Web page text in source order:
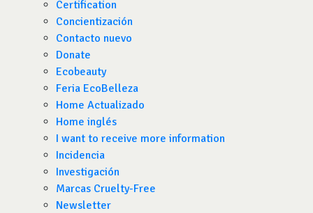
Certification
Concientización
Contacto nuevo
Donate
Ecobeauty
Feria EcoBelleza
Home Actualizado
Home inglés
I want to receive more information
Incidencia
Investigación
Marcas Cruelty-Free
Newsletter